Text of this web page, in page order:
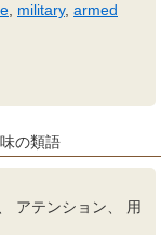
military, armed
の類語
アテンション、 用